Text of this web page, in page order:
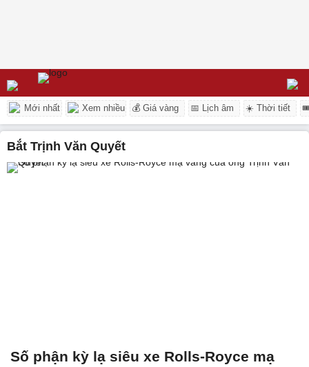
Mới nhất Xem nhiều 💰 Giá vàng 📅 Lịch âm ☀️ Thời tiết
bắt Trịnh Văn Quyết
Số phận kỳ lạ siêu xe Rolls-Royce mạ